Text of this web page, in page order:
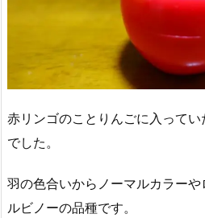
赤リンゴのことりんごに入って
でした。
羽の色合いからノーマルカラー
ルビノーの品種です。